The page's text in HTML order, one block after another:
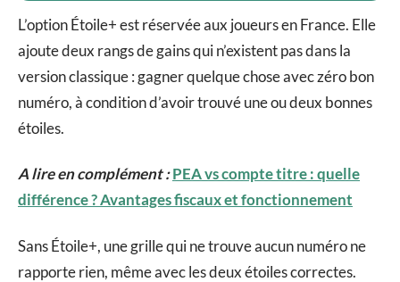
L’option Étoile+ est réservée aux joueurs en France. Elle
ajoute deux rangs de gains qui n’existent pas dans la
version classique : gagner quelque chose avec zéro bon
numéro, à condition d’avoir trouvé une ou deux bonnes
étoiles.
A lire en complément :PEA vs compte titre : quelle
différence ? Avantages fiscaux et fonctionnement
Sans Étoile+, une grille qui ne trouve aucun numéro ne
rapporte rien, même avec les deux étoiles correctes.